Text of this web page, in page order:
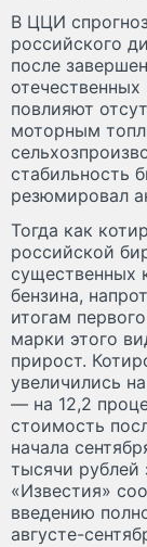
В ЦЦИ
российского
после
повлияют
моторным
стабильность
резюмировал
Тогда как
российской
существенных
бензина,
итогам
марки этого
прирост.
увеличились
— на 12,2
стоимость
начала
тысячи рублей
«Известия»
введению
августе-